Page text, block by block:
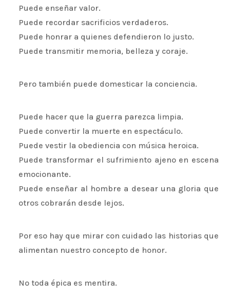
Puede enseñar valor.
Puede recordar sacrificios verdaderos.
Puede honrar a quienes defendieron lo justo.
Puede transmitir memoria, belleza y coraje.
Pero también puede domesticar la conciencia.
Puede hacer que la guerra parezca limpia.
Puede convertir la muerte en espectáculo.
Puede vestir la obediencia con música heroica.
Puede transformar el sufrimiento ajeno en escena
emocionante.
Puede enseñar al hombre a desear una gloria que
otros cobrarán desde lejos.
Por eso hay que mirar con cuidado las historias que
alimentan nuestro concepto de honor.
No toda épica es mentira.